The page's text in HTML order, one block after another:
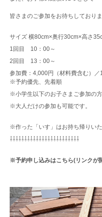
皆さまのご参加をお待ちしておりま
サイズ 横80cm×奥行30cm×高さ
1回目 10：00～
2回目 13：00～
参加費：4,000円（材料費含む）／
※予約優先、先着順
※小学生以下のお子さまご参加の
※大人だけの参加も可能です。
※作った「いす」はお持ち帰りいた
⇩⇩⇩⇩⇩⇩⇩⇩⇩⇩⇩⇩⇩⇩⇩⇩⇩⇩⇩⇩⇩⇩⇩⇩
※予約申し込みはこちら(リンクが